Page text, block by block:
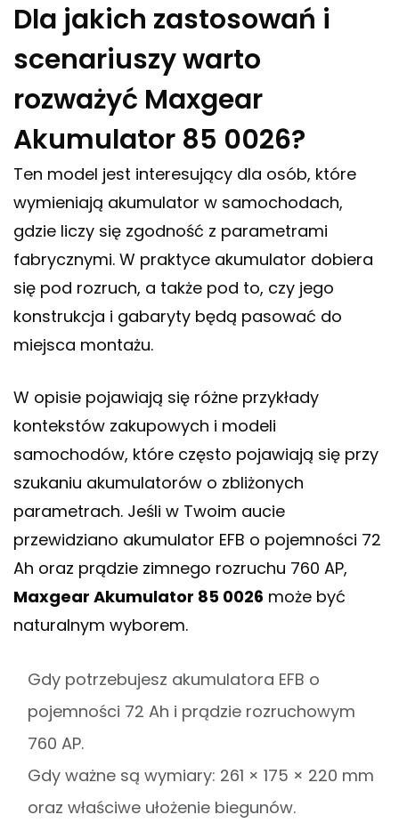
Dla jakich zastosowań i
scenariuszy warto
rozważyć Maxgear
Akumulator 85 0026?
Ten model jest interesujący dla osób, które
wymieniają akumulator w samochodach,
gdzie liczy się zgodność z parametrami
fabrycznymi. W praktyce akumulator dobiera
się pod rozruch, a także pod to, czy jego
konstrukcja i gabaryty będą pasować do
miejsca montażu.
W opisie pojawiają się różne przykłady
kontekstów zakupowych i modeli
samochodów, które często pojawiają się przy
szukaniu akumulatorów o zbliżonych
parametrach. Jeśli w Twoim aucie
przewidziano akumulator EFB o pojemności 72
Ah oraz prądzie zimnego rozruchu 760 AP,
Maxgear Akumulator 85 0026 może być
naturalnym wyborem.
Gdy potrzebujesz akumulatora EFB o
pojemności 72 Ah i prądzie rozruchowym
760 AP.
Gdy ważne są wymiary: 261 × 175 × 220 mm
oraz właściwe ułożenie biegunów.